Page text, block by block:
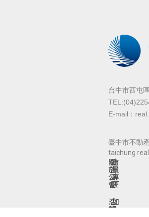
台中市西屯
E-mail：
臺中市不動
taichung
關
於
公
會
活
動
公
告
訊
息
公
會
會
員
專
區
加
入